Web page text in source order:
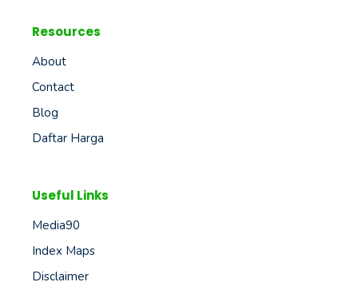
Resources
About
Contact
Blog
Daftar Harga
Useful Links
Media90
Index Maps
Disclaimer